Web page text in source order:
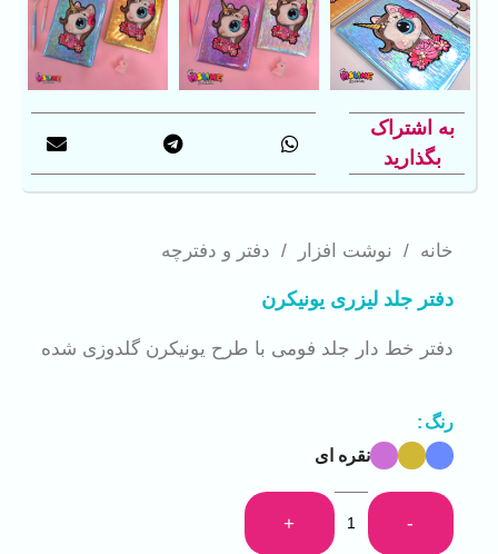
خانه / نوشت افزار / دفتر و دفترچه
دفتر جلد لیزری یونیکرن
دفتر خط دار جلد فومی با طرح یونیکرن گلدوزی شده
رنگ
نقره ای
-
+
به اشتراک
بگذارید